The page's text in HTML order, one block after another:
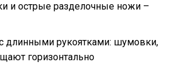
и острые разделочные ножи –
длинными рукоятками: шумовки,
горизонтально